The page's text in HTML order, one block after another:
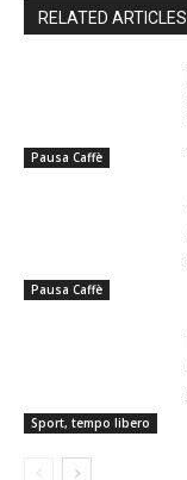
RELATED ARTICLES
Pausa Caffè
Pausa Caffè
Sport, tempo libero